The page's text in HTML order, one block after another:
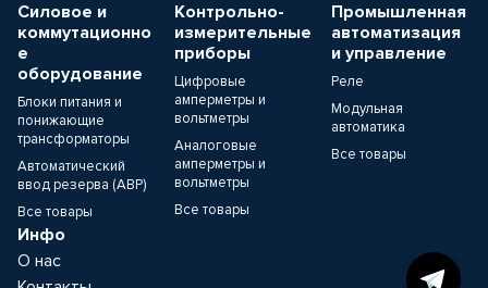
Силовое и
коммутационно
е
оборудование
Блоки питания и
понижающие
трансформаторы
Автоматический
ввод резерва (АВР)
Все товары
Контрольно-
измерительные
приборы
Цифровые
амперметры и
вольтметры
Аналоговые
амперметры и
вольтметры
Все товары
Промышленная
автоматизация
и управление
Реле
Модульная
автоматика
Все товары
Инфо
О нас